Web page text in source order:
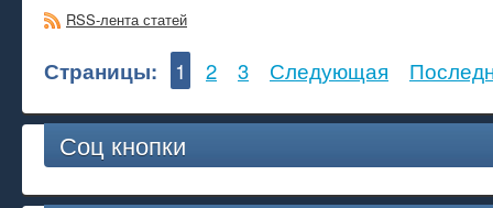
RSS-лента статей
Страницы: 1 2 3 Следующая
Соц кнопки